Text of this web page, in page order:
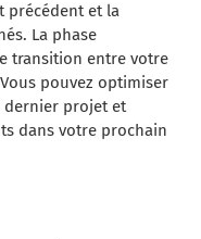
précédent et la
La phase
transition entre votre
pouvez optimiser
dernier projet et
dans votre prochain